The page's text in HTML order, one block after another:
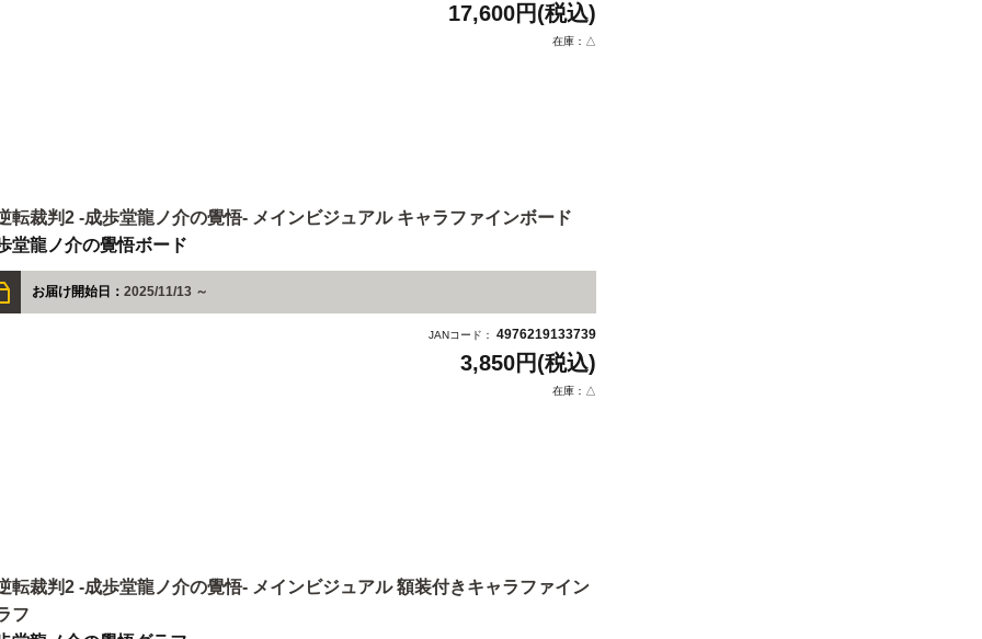
17,600円(税込)
在庫：△
転裁判2 -成歩堂龍ノ介の覺悟- メインビジュアル キャラファインボード
堂龍ノ介の覺悟ボード
お届け開始日： 2025/11/13 ～
JANコード： 4976219133739
3,850円(税込)
在庫：△
転裁判2 -成歩堂龍ノ介の覺悟- メインビジュアル 額装付きキャラファイン
フ